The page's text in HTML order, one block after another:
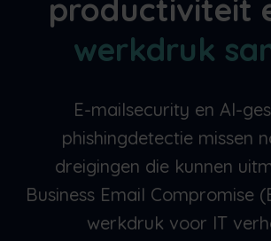
productiviteit
werkdruk
E-mailsecurity en AI-
phishingdetectie missen
dreigingen die kunnen
Business Email Compromise
werkdruk voor IT